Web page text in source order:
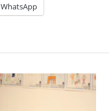
WhatsApp